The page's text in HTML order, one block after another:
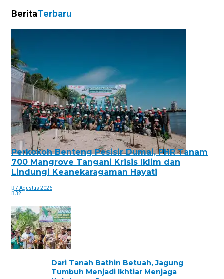
BeritaTerbaru
Perkokoh Benteng Pesisir Dumai, PHR Tanam
700 Mangrove Tangani Krisis Iklim dan
Lindungi Keanekaragaman Hayati
7 Agustus 2026
32
Dari Tanah Bathin Betuah, Jagung
Tumbuh Menjadi Ikhtiar Menjaga